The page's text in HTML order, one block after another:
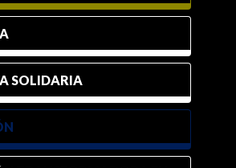
SOLIDARIA